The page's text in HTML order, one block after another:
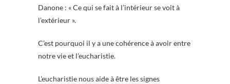
Danone : « Ce qui se fait à l’intérieur se voit à
l’extérieur ».
C’est pourquoi il y a une cohérence à avoir entre
notre vie et l’eucharistie.
L’eucharistie nous aide à être les signes